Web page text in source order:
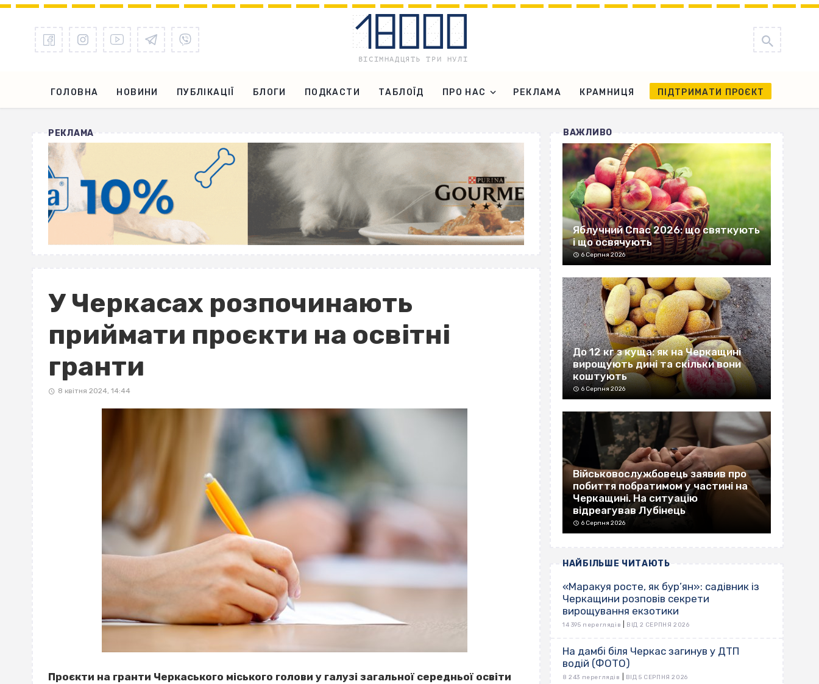
ГОЛОВНА НОВИНИ ПУБЛІКАЦІЇ БЛОГИ ПОДКАСТИ ТАБЛОЇД ПРО НАС РЕКЛАМА КРАМНИЦЯ ПІДТРИМАТИ ПРОЄКТ
РЕКЛАМА
У Черкасах розпочинають
приймати проєкти на освітні
гранти
8 квітня 2024, 14:44
Проєкти на гранти Черкаського міського голови у галузі загальної середньої освіти
ВАЖЛИВО
Яблучний Спас 2026: що святкують
і що освячують
6 Серпня 2026
До 12 кг з куща: як на Черкащині
вирощують дині та скільки вони
коштують
6 Серпня 2026
Військовослужбовець заявив про
побиття побратимом у частині на
Черкащині. На ситуацію
відреагував Лубінець
6 Серпня 2026
НАЙБІЛЬШЕ ЧИТАЮТЬ
«Маракуя росте, як бур’ян»: садівник із
Черкащини розповів секрети
вирощування екзотики
14 395 переглядів ВІД 2 СЕРПНЯ 2026
На дамбі біля Черкас загинув у ДТП
водій (ФОТО)
8 243 переглядів ВІД 5 СЕРПНЯ 2026